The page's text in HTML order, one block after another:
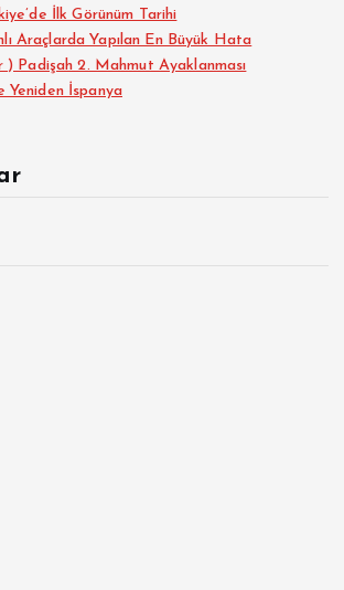
İlk Görünüm Tarihi
Araçlarda Yapılan En Büyük Hata
) Padişah 2. Mahmut Ayaklanması
Yeniden İspanya